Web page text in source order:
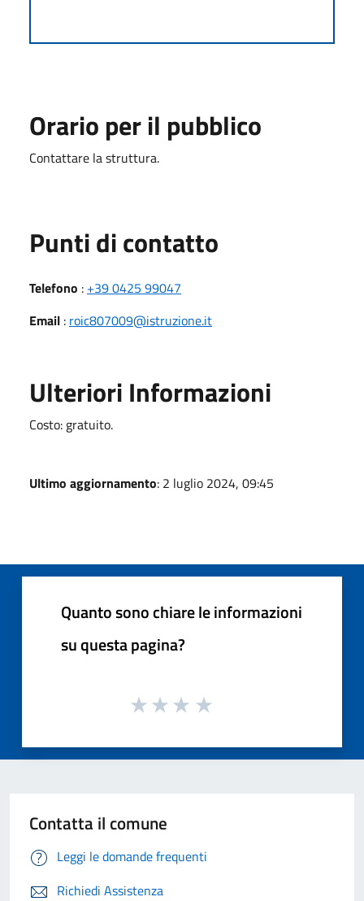
Orario per il pubblico
Contattare la struttura.
Punti di contatto
Telefono : +39 0425 99047
Email : roic807009@istruzione.it
Ulteriori Informazioni
Costo: gratuito.
Ultimo aggiornamento: 2 luglio 2024, 09:45
Quanto sono chiare le informazioni
su questa pagina?
Contatta il comune
Leggi le domande frequenti
Richiedi Assistenza